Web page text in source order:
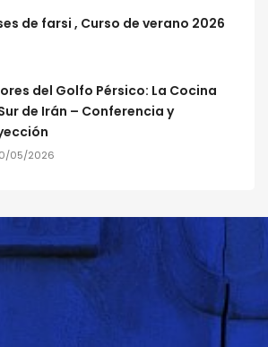
de farsi , Curso de verano 2026
del Golfo Pérsico: La Cocina
de Irán – Conferencia y
05/2026